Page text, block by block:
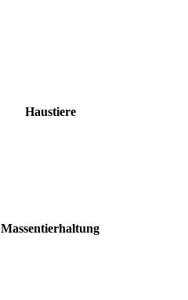
Haustiere
Massentierhaltung